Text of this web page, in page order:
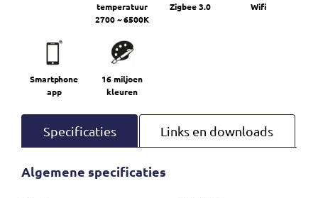
temperatuur
2700 ~ 6500K
Zigbee 3.0 Wifi
Smartphone
app
16 miljoen
kleuren
Specificaties Links en downloads
Algemene specificaties